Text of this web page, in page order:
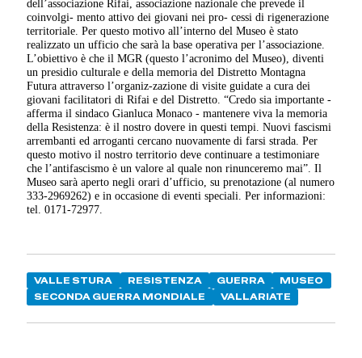
dell’associazione Rifai, associazione nazionale che prevede il
coinvolgi- mento attivo dei giovani nei pro- cessi di rigenerazione
territoriale. Per questo motivo all’interno del Museo è stato
realizzato un ufficio che sarà la base operativa per l’associazione.
L’obiettivo è che il MGR (questo l’acronimo del Museo), diventi
un presidio culturale e della memoria del Distretto Montagna
Futura attraverso l’organiz-zazione di visite guidate a cura dei
giovani facilitatori di Rifai e del Distretto. “Credo sia importante -
afferma il sindaco Gianluca Monaco - mantenere viva la memoria
della Resistenza: è il nostro dovere in questi tempi. Nuovi fascismi
arrembanti ed arroganti cercano nuovamente di farsi strada. Per
questo motivo il nostro territorio deve continuare a testimoniare
che l’antifascismo è un valore al quale non rinunceremo mai”. Il
Museo sarà aperto negli orari d’ufficio, su prenotazione (al numero
333-2969262) e in occasione di eventi speciali. Per informazioni:
tel. 0171-72977.
VALLE STURA RESISTENZA GUERRA
MUSEO
SECONDA GUERRA MONDIALE
VALLARIATE